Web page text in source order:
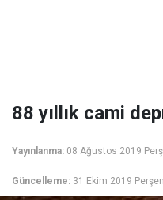
88 yıllık cami
Yayınlanma: 08 Ağustos 2019
Güncelleme: 31 Ekim 2019